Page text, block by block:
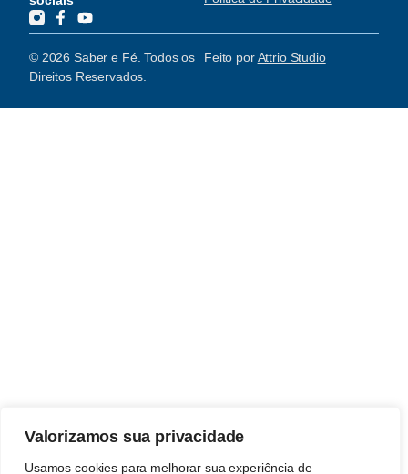
Valorizamos sua privacidade
Usamos cookies para melhorar sua experiência de
© 2026 Saber e Fé. Todos os
Direitos Reservados.
Feito porAttrio Studio